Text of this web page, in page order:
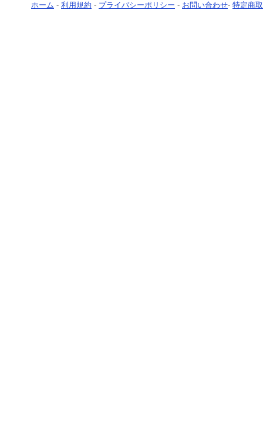
ホーム - 利用規約 - プライバシーポリシー - お問い合わせ- 特定商